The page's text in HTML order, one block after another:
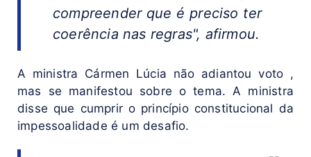
compreender que é preciso ter
coerência nas regras", afirmou.
A ministra Cármen Lúcia não adiantou voto ,
mas se manifestou sobre o tema. A ministra
disse que cumprir o princípio constitucional da
impessoalidade é um desafio.